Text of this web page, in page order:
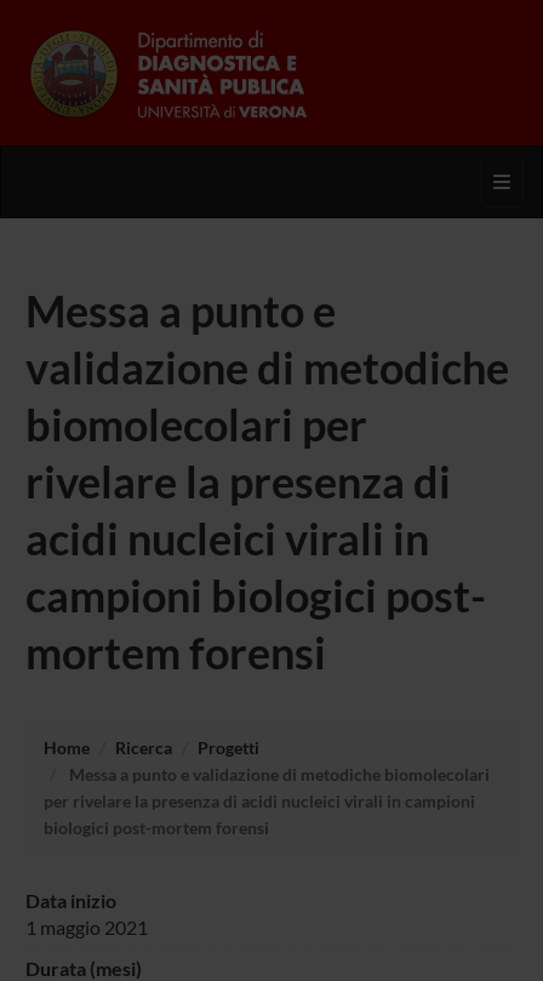
Messa a punto e
validazione di metodiche
biomolecolari per
rivelare la presenza di
acidi nucleici virali in
campioni biologici post-
mortem forensi
Home Ricerca
Progetti
Messa a punto e validazione di metodiche biomolecolari
per rivelare la presenza di acidi nucleici virali in campioni
biologici post-mortem forensi
Data inizio
1 maggio 2021
Durata (mesi)